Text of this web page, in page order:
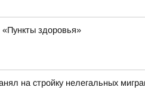
здоровья»
на стройку нелегальных